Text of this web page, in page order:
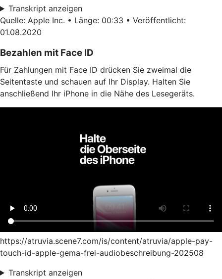
Transkript anzeigen
Quelle: Apple Inc. • Länge: 00:33 • Veröffentlicht:
01.08.2020
Bezahlen mit Face ID
Für Zahlungen mit Face ID drücken Sie zweimal die
Seitentaste und schauen auf Ihr Display. Halten Sie
anschließend Ihr iPhone in die Nähe des Lesegeräts.
https://atruvia.scene7.com/is/content/atruvia/apple-pay-
touch-id-apple-gema-frei-audiobeschreibung-202508
Transkript anzeigen